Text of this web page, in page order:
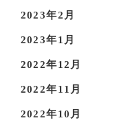
2023年2月
2023年1月
2022年12月
2022年11月
2022年10月